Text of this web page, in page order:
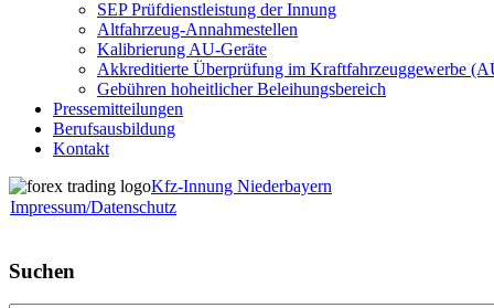
SEP Prüfdienstleistung der Innung
Altfahrzeug-Annahmestellen
Kalibrierung AU-Geräte
Akkreditierte Überprüfung im Kraftfahrzeuggewerbe
Gebühren hoheitlicher Beleihungsbereich
Pressemitteilungen
Berufsausbildung
Kontakt
Kfz-Innung Niederbayern
Impressum/Datenschutz
Suchen